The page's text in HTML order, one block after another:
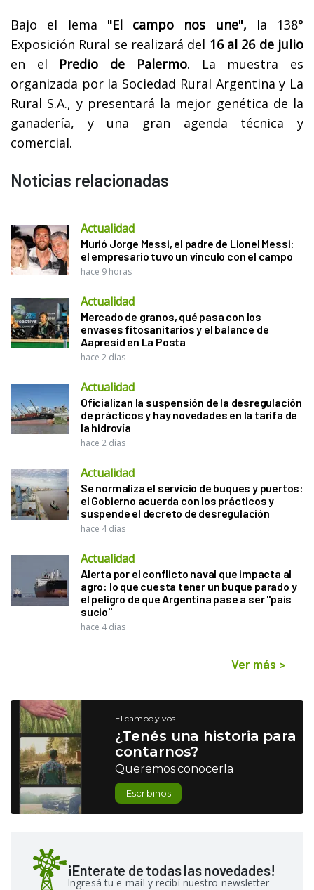
Bajo el lema "El campo nos une", la 138°
Exposición Rural se realizará del 16 al 26 de julio
en el Predio de Palermo. La muestra es
organizada por la Sociedad Rural Argentina y La
Rural S.A., y presentará la mejor genética de la
ganadería, y una gran agenda técnica y
comercial.
Noticias relacionadas
Actualidad
Murió Jorge Messi, el padre de Lionel Messi:
el empresario tuvo un vínculo con el campo
hace 9 horas
Actualidad
Mercado de granos, qué pasa con los
envases fitosanitarios y el balance de
Aapresid en La Posta
hace 2 días
Actualidad
Oficializan la suspensión de la desregulación
de prácticos y hay novedades en la tarifa de
la hidrovía
hace 2 días
Actualidad
Se normaliza el servicio de buques y puertos:
el Gobierno acuerda con los prácticos y
suspende el decreto de desregulación
hace 4 días
Actualidad
Alerta por el conflicto naval que impacta al
agro: lo que cuesta tener un buque parado y
el peligro de que Argentina pase a ser "país
sucio"
hace 4 días
Ver más >
El campo y vos
¿Tenés una historia para
contarnos?
Queremos conocerla
Escribinos
¡Enterate de todas las novedades!
Ingresá tu e-mail y recibí nuestro newsletter